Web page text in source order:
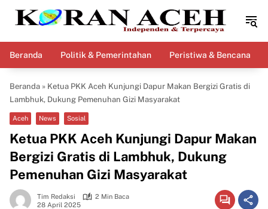
Beranda Politik & Pemerintahan Peristiwa & Bencana
Beranda » Ketua PKK Aceh Kunjungi Dapur Makan Bergizi Gratis di
Lambhuk, Dukung Pemenuhan Gizi Masyarakat
Aceh News Sosial
Ketua PKK Aceh Kunjungi Dapur Makan
Bergizi Gratis di Lambhuk, Dukung
Pemenuhan Gizi Masyarakat
Tim Redaksi
2 Min Baca
28 April 2025